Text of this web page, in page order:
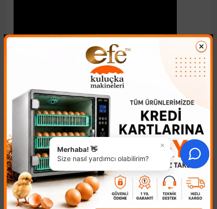
Benzer Ürünler
×
Merhaba! 👋
Size nasıl yardımcı olabilirim?